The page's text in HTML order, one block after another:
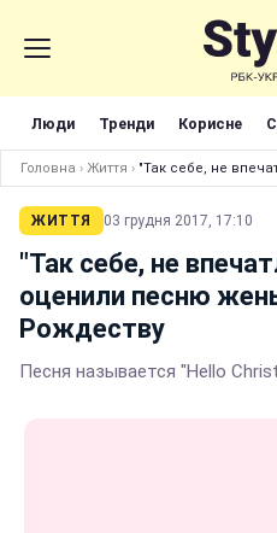
Люди Тренди Корисне
Головна › Життя › "Так себе, не
ЖИТТЯ 03 грудня 2017, 17:10
"Так себе, не
оценили песню
Рождеству
Песня называется "Hello